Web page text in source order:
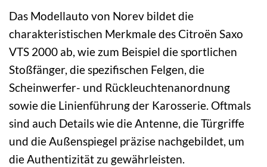
Das Modellauto von Norev bildet die
charakteristischen Merkmale des Citroën Saxo
VTS 2000 ab, wie zum Beispiel die sportlichen
Stoßfänger, die spezifischen Felgen, die
Scheinwerfer- und Rückleuchtenanordnung
sowie die Linienführung der Karosserie. Oftmals
sind auch Details wie die Antenne, die Türgriffe
und die Außenspiegel präzise nachgebildet, um
die Authentizität zu gewährleisten.